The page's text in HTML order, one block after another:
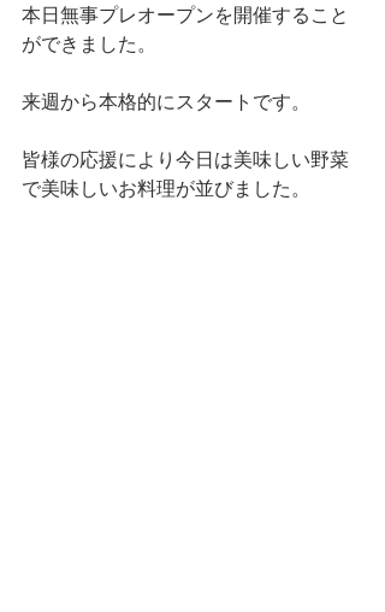
本日無事プレオープンを開催すること
ができました。
来週から本格的にスタートです。
皆様の応援により今日は美味しい野菜
で美味しいお料理が並びました。